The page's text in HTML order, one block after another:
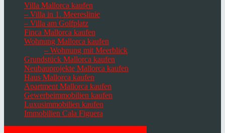
Villa Mallorca kaufen
– Villa in 1. Meereslinie
– Villa am Golfplatz
Finca Mallorca kaufen
Wohnung Mallorca kaufen
– Wohnung mit Meerblick
Grundstück Mallorca kaufen
Neubauprojekte Mallorca kaufen
Haus Mallorca kaufen
Apartment Mallorca kaufen
Gewerbeimmobilien kaufen
Luxusimmobilien kaufen
Immobilien Cala Figuera